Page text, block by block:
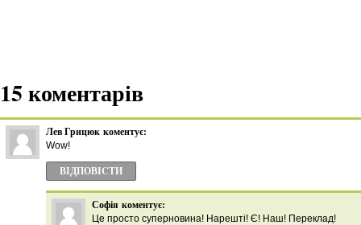
15 коментарів
Лев Грицюк коментує:
Wow!
ВІДПОВІCТИ
Софія коментує:
Це просто суперновина! Нарешті! Є! Наш! Переклад!